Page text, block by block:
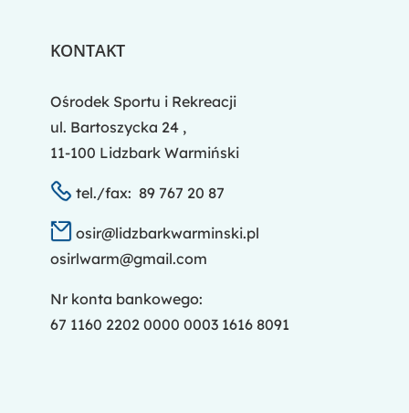
KONTAKT
Ośrodek Sportu i Rekreacji
ul. Bartoszycka 24 ,
11-100 Lidzbark Warmiński
tel./fax: 89 767 20 87
osir@lidzbarkwarminski.pl
osirlwarm@gmail.com
Nr konta bankowego:
67 1160 2202 0000 0003 1616 8091